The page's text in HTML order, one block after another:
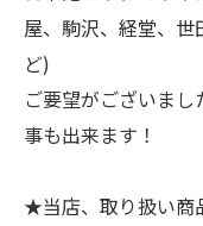
屋、駒沢、経堂、
ど)
ご要望がございま
事も出来ます！
★当店、取り扱い